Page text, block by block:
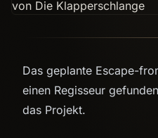
Das geplante Escape-
einen Regisseur
das Projekt.